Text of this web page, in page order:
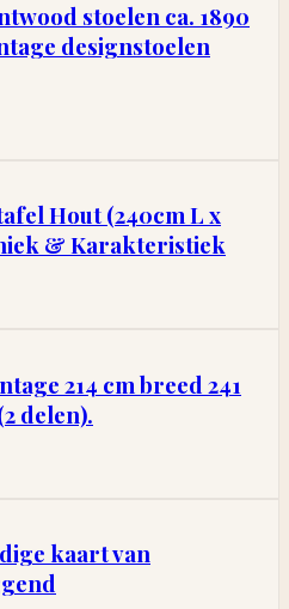
stoelen ca. 1890
designstoelen
Hout (240cm L x
& Karakteristiek
214 cm breed 241
delen).
kaart van